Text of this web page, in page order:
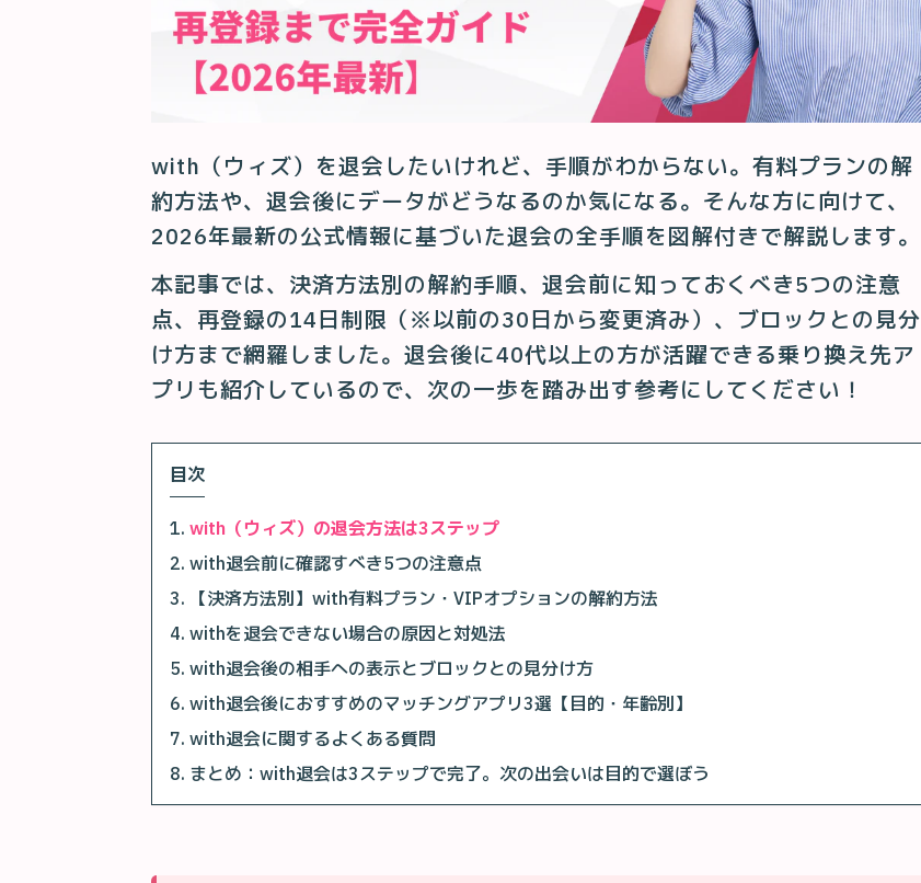
with（ウィズ）を退会したいけれど、手順がわからない。有料プランの解
約方法や、退会後にデータがどうなるのか気になる。そんな方に向けて、
2026年最新の公式情報に基づいた退会の全手順を図解付きで解説します。
本記事では、決済方法別の解約手順、退会前に知っておくべき5つの注意
点、再登録の14日制限（※以前の30日から変更済み）、ブロックとの見分
け方まで網羅しました。退会後に40代以上の方が活躍できる乗り換え先ア
プリも紹介しているので、次の一歩を踏み出す参考にしてください！
目次
with（ウィズ）の退会方法は3ステップ
with退会前に確認すべき5つの注意点
【決済方法別】with有料プラン・VIPオプションの解約方法
withを退会できない場合の原因と対処法
with退会後の相手への表示とブロックとの見分け方
with退会後におすすめのマッチングアプリ3選【目的・年齢別】
with退会に関するよくある質問
まとめ：with退会は3ステップで完了。次の出会いは目的で選ぼう